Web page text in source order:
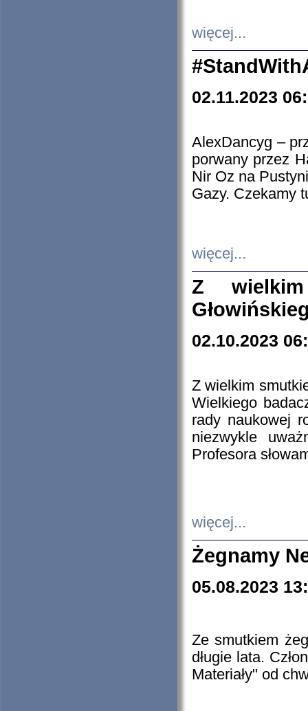
więcej...
02.11.2023
AlexDancyg –
porwany przez
Nir Oz na
Gazy. Czekamy
więcej...
Z
02.10.2023
Z wielkim
Wielkiego
rady naukowej
niezwykle
Profesora
więcej...
Żegnamy
05.08.2023
Ze smutkiem
długie lata.
Materiały" od